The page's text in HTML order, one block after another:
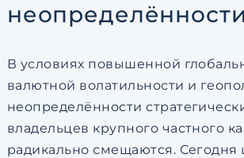
неопределённости
В условиях повышенной
валютной волатильности и
неопределённости
владельцев крупного частного
радикально смещаются. Сегодня